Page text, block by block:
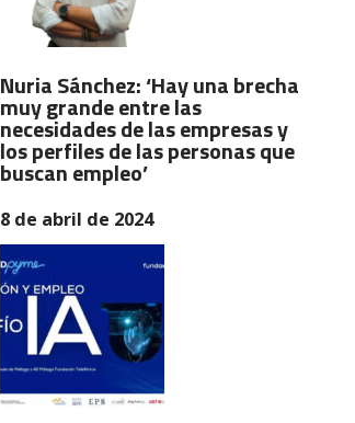
Nuria Sánchez: ‘Hay una brecha
muy grande entre las
necesidades de las empresas y
los perfiles de las personas que
buscan empleo’
8 de abril de 2024